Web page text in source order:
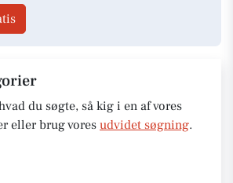
du søgte, så kig i en af vores
eller brug vores udvidet søgning.